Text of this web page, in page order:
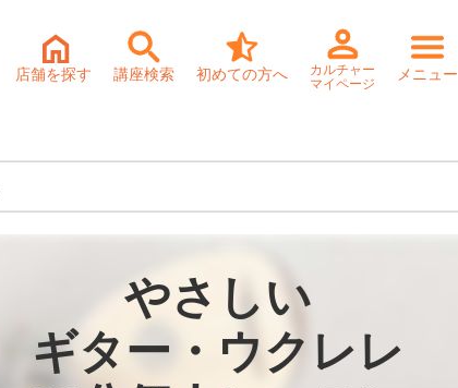
店舗を探す 講座検索 初めての方へ
カルチャー
マイページ
メニュー
やさしい
ギター・ウクレレ